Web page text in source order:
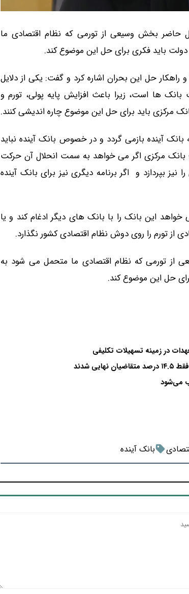
بخش وسیعی از تورمی که نظام اقتصادی ما
دولت باید فکری برای حل این موضوع کند.
و راهکار حل این بحران اشاره کرد و گفت: یکی از دلایل
ها است، زیرا باعث افزایش پایه پولی، تورم و
مرکزی باید برای حل این موضوع چاره اندیشی کنند.
آینده بازمی گردد و در خصوص بانک آینده نباید
بانک مرکزی اگر می خواهد به سمت انحلال آن حرکت
بپردازد و اگر برنامه دیگری نیز برای بانک آینده
این بانک را با بانک های دیگر ادغام کند و یا
از تورم را روی دوش نظام اقتصادی کشور نگذارد.
تورمی که نظام اقتصادی ما متحمل می شود به
حل این موضوع کند.
شدند
می‌شود
بانک آینده